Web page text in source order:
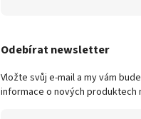
Odebírat newsletter
Vložte svůj e-mail a my vám
informace o nových produktech